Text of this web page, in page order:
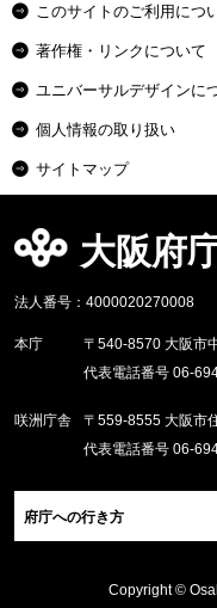
このサイトのご利用につ
著作権・リンクについて
ユニバーサルデザインに
個人情報の取り扱い
サイトマップ
大阪府
法人番号：4000020270008
本庁
〒540-8570 大阪市
代表電話番号 06-
咲洲庁舎
〒559-8555 大阪市
代表電話番号 06-
府庁への行き方
Copyright ©